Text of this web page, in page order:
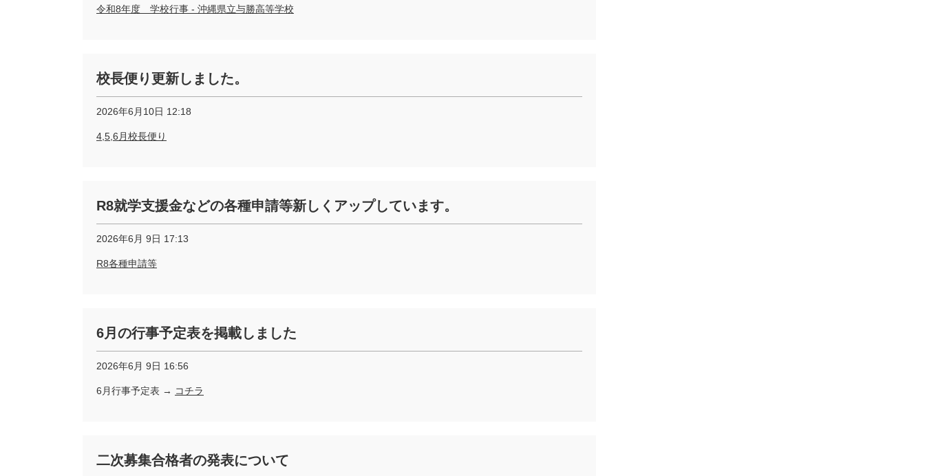
令和8年度 学校行事 - 沖縄県立与勝高等学校
校長便り更新しました。
2026年6月10日 12:18
4,5,6月校長便り
R8就学支援金などの各種申請等新しくアップしています。
2026年6月 9日 17:13
R8各種申請等
6月の行事予定表を掲載しました
2026年6月 9日 16:56
6月行事予定表 → コチラ
二次募集合格者の発表について